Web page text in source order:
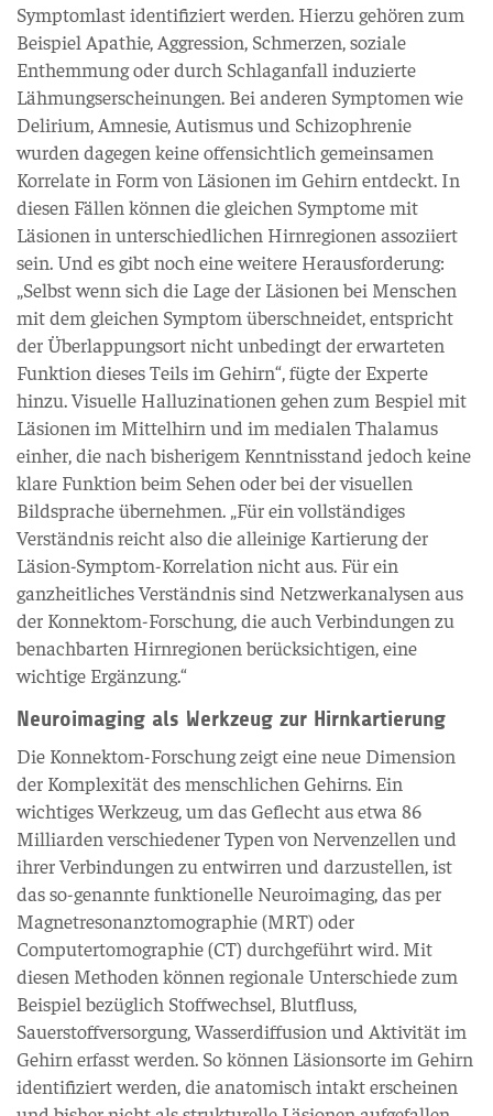
Symptomlast identifiziert werden. Hierzu gehören zum
Beispiel Apathie, Aggression, Schmerzen, soziale
Enthemmung oder durch Schlaganfall induzierte
Lähmungserscheinungen. Bei anderen Symptomen wie
Delirium, Amnesie, Autismus und Schizophrenie
wurden dagegen keine offensichtlich gemeinsamen
Korrelate in Form von Läsionen im Gehirn entdeckt. In
diesen Fällen können die gleichen Symptome mit
Läsionen in unterschiedlichen Hirnregionen assoziiert
sein. Und es gibt noch eine weitere Herausforderung:
„Selbst wenn sich die Lage der Läsionen bei Menschen
mit dem gleichen Symptom überschneidet, entspricht
der Überlappungsort nicht unbedingt der erwarteten
Funktion dieses Teils im Gehirn“, fügte der Experte
hinzu. Visuelle Halluzinationen gehen zum Bespiel mit
Läsionen im Mittelhirn und im medialen Thalamus
einher, die nach bisherigem Kenntnisstand jedoch keine
klare Funktion beim Sehen oder bei der visuellen
Bildsprache übernehmen. „Für ein vollständiges
Verständnis reicht also die alleinige Kartierung der
Läsion-Symptom-Korrelation nicht aus. Für ein
ganzheitliches Verständnis sind Netzwerkanalysen aus
der Konnektom-Forschung, die auch Verbindungen zu
benachbarten Hirnregionen berücksichtigen, eine
wichtige Ergänzung.“
Neuroimaging als Werkzeug zur Hirnkartierung
Die Konnektom-Forschung zeigt eine neue Dimension
der Komplexität des menschlichen Gehirns. Ein
wichtiges Werkzeug, um das Geflecht aus etwa 86
Milliarden verschiedener Typen von Nervenzellen und
ihrer Verbindungen zu entwirren und darzustellen, ist
das so-genannte funktionelle Neuroimaging, das per
Magnetresonanztomographie (MRT) oder
Computertomographie (CT) durchgeführt wird. Mit
diesen Methoden können regionale Unterschiede zum
Beispiel bezüglich Stoffwechsel, Blutfluss,
Sauerstoffversorgung, Wasserdiffusion und Aktivität im
Gehirn erfasst werden. So können Läsionsorte im Gehirn
identifiziert werden, die anatomisch intakt erscheinen